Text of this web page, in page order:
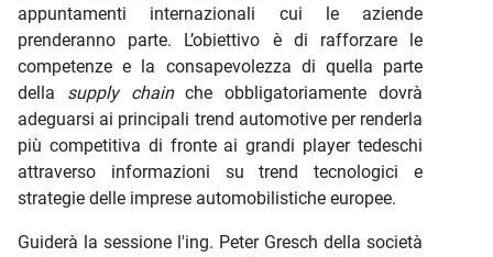
appuntamenti internazionali cui le aziende
prenderanno parte. L’obiettivo è di rafforzare le
competenze e la consapevolezza di quella parte
della supply chainche obbligatoriamente dovrà
adeguarsi ai principali trend automotive per renderla
più competitiva di fronte ai grandi player tedeschi
attraverso informazioni su trend tecnologici e
strategie delle imprese automobilistiche europee.
Guiderà la sessione l'ing. Peter Gresch della società